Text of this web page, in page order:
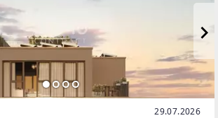
29.07.2026